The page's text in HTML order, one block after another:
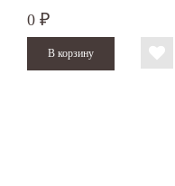
0 ₽